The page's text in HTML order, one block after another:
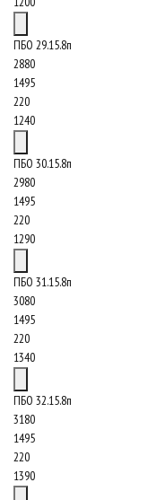
ПБО 29.15.8п
2880
1495
220
1240
ПБО 30.15.8п
2980
1495
220
1290
ПБО 31.15.8п
3080
1495
220
1340
ПБО 32.15.8п
3180
1495
220
1390